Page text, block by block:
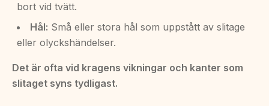
bort vid tvätt.
Hål: Små eller stora hål som uppstått av slitage
eller olyckshändelser.
Det är ofta vid kragens vikningar och kanter som
slitaget syns tydligast.